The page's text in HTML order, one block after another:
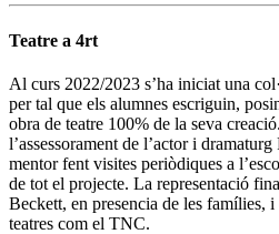
Teatre a 4rt
Al curs 2022/2023 s’ha iniciat una
per tal que els alumnes escriguin,
obra de teatre 100% de la seva
l’assessorament de l’actor i
mentor fent visites periòdiques a
de tot el projecte. La representació
Beckett, en presencia de les famílies,
teatres com el TNC.